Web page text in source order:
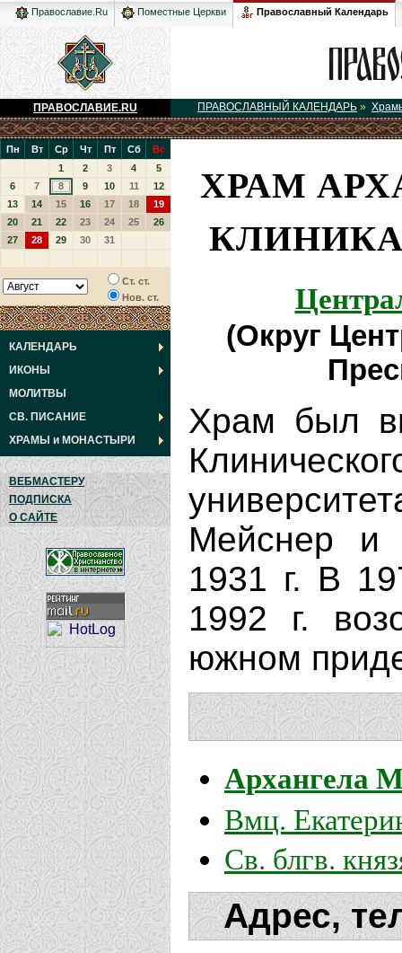
Православие.Ru Поместные Церкви Православный Календарь
ПРАВОСЛАВИЕ.RU ПРАВОСЛАВНЫЙ КАЛЕНДАРЬ »
Пн Вт Ср Чт Пт Сб
Вс
1
2 3 4
5
6
7 8 9 10 11
12
13
14 15 16 17 18
19
20
21 22 23 24 25
26
27
28 29 30 31
Ст. ст.
Нов. ст.
КАЛЕНДАРЬ
ИКОНЫ
МОЛИТВЫ
СВ. ПИСАНИЕ
ХРАМЫ и МОНАСТЫРИ
ВЕБМАСТЕРУ
ПОДПИСКА
О САЙТЕ
ХРАМ
(Округ
Храм был
Мейснер и
1931 г. В
1992 г.
южном
Архангела
Вмц.
Св. блгв.
Адрес,